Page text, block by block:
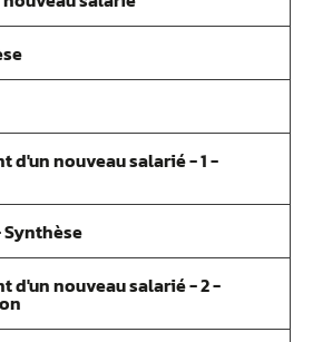
d'un nouveau salarié - 1 -
d'un nouveau salarié - 2 -